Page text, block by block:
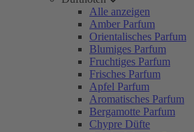
Alle anzeigen
Amber Parfum
Orientalisches Parfum
Blumiges Parfum
Fruchtiges Parfum
Frisches Parfum
Apfel Parfum
Aromatisches Parfum
Bergamotte Parfum
Chypre Düfte